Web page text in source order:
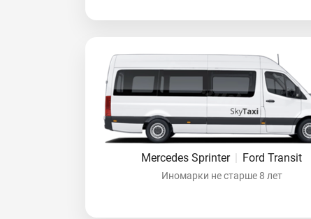
Mercedes Sprinter | Ford Transit
Иномарки не старше 8 лет